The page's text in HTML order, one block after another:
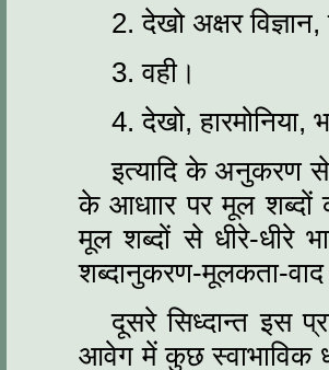
2. देखो अक्षर
3. वही।
4. देखो, हारमोनिया,
इत्यादि के अनुकरण
के आधाार पर मूल शब्दों
मूल शब्दों से धीरे-धीरे
शब्दानुकरण-मूलकता-
दूसरे सिध्दान्त इस
आवेग में कुछ स्वाभाविक